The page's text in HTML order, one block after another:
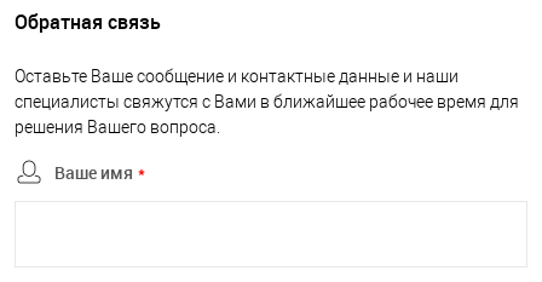
Обратная связь
Оставьте Ваше сообщение и контактные данные и наши
специалисты свяжутся с Вами в ближайшее рабочее время для
решения Вашего вопроса.
Ваше имя *